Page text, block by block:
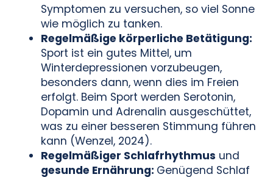
Symptomen zu versuchen, so viel Sonne
wie möglich zu tanken.
Regelmäßige körperliche Betätigung:
Sport ist ein gutes Mittel, um
Winterdepressionen vorzubeugen,
besonders dann, wenn dies im Freien
erfolgt. Beim Sport werden Serotonin,
Dopamin und Adrenalin ausgeschüttet,
was zu einer besseren Stimmung führen
kann (Wenzel, 2024).
Regelmäßiger Schlafrhythmus und
gesunde Ernährung: Genügend Schlaf